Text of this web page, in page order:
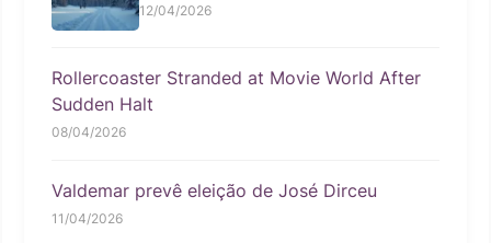
12/04/2026
Rollercoaster Stranded at Movie World After
Sudden Halt
08/04/2026
Valdemar prevê eleição de José Dirceu
11/04/2026